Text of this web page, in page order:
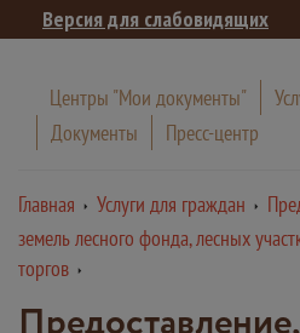
Версия для слабовидящих
Центры "Мои документы"
Документы
Пресс-центр
Главная Услуги для граждан
земель лесного фонда, лесных
торгов